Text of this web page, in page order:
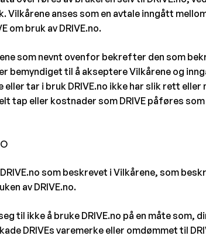
Vilkårene anses som en avtale inngått
om bruk av DRIVE.no.
som nevnt ovenfor bekrefter den som
bemyndiget til å akseptere Vilkårene og
tar i bruk DRIVE.no ikke har slik rett
tap eller kostnader som DRIVE påføres
som beskrevet i Vilkårene, som
av DRIVE.no.
til ikke å bruke DRIVE.no på en måte som,
DRIVEs varemerke eller omdømmet til